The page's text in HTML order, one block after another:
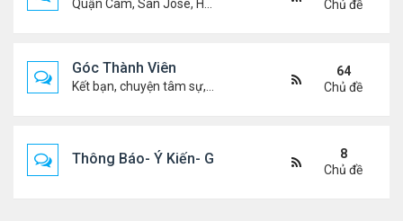
Chủ đề
Góc Thành Viên
64
Chủ đề
Thông Báo- Ý Kiến- Góp Ý- Liên Lạc
8
Chủ đề